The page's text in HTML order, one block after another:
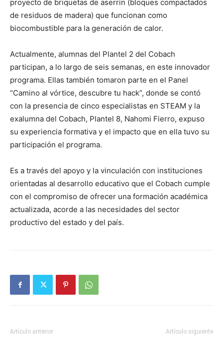
proyecto de briquetas de aserrín (bloques compactados
de residuos de madera) que funcionan como
biocombustible para la generación de calor.
Actualmente, alumnas del Plantel 2 del Cobach
participan, a lo largo de seis semanas, en este innovador
programa. Ellas también tomaron parte en el Panel
“Camino al vórtice, descubre tu hack”, donde se contó
con la presencia de cinco especialistas en STEAM y la
exalumna del Cobach, Plantel 8, Nahomi Fierro, expuso
su experiencia formativa y el impacto que en ella tuvo su
participación el programa.
Es a través del apoyo y la vinculación con instituciones
orientadas al desarrollo educativo que el Cobach cumple
con el compromiso de ofrecer una formación académica
actualizada, acorde a las necesidades del sector
productivo del estado y del país.
Artículo anterior Artículo siguiente